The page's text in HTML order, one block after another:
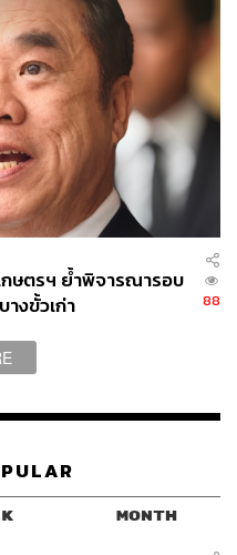
กษตรฯ ย้ำพิจารณารอบ
งขั้วเก่า
88
MONTH